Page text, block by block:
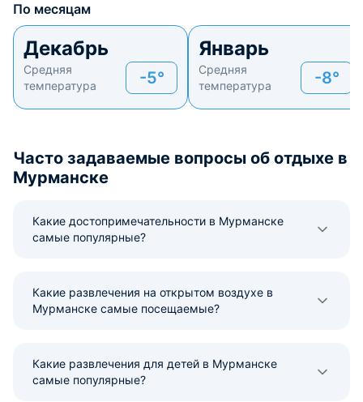
По месяцам
Декабрь
Средняя
температура
-5°
Январь
Средняя
температура
-8°
Часто задаваемые вопросы об отдыхе в
Мурманске
Какие достопримечательности в Мурманске
самые популярные?
Какие развлечения на открытом воздухе в
Мурманске самые посещаемые?
Какие развлечения для детей в Мурманске
самые популярные?